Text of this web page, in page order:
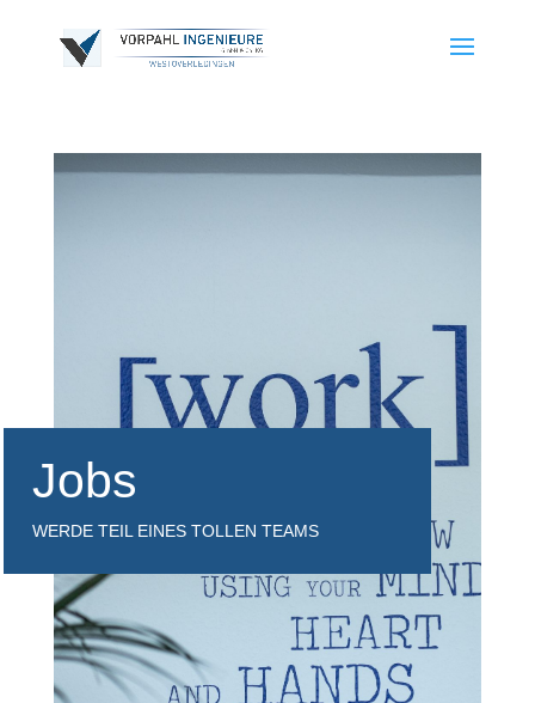
Jobs
WERDE TEIL EINES TOLLEN TEAMS